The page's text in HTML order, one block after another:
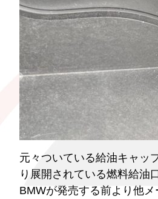
元々ついている給油キャッ
り展開されている燃料給油
BMWが発売する前より他